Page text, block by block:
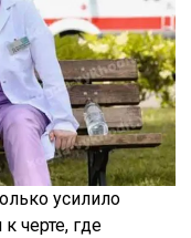
усилило
черте, где